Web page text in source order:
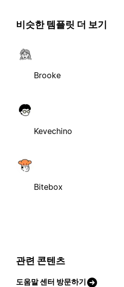
비슷한 템플릿 더 보기
Brooke
Kevechino
Bitebox
관련 콘텐츠
도움말 센터 방문하기